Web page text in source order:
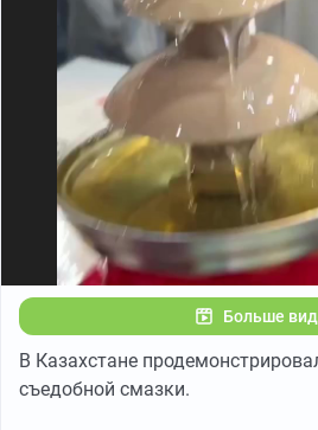
Больше
В Казахстане
съедобной смазки.